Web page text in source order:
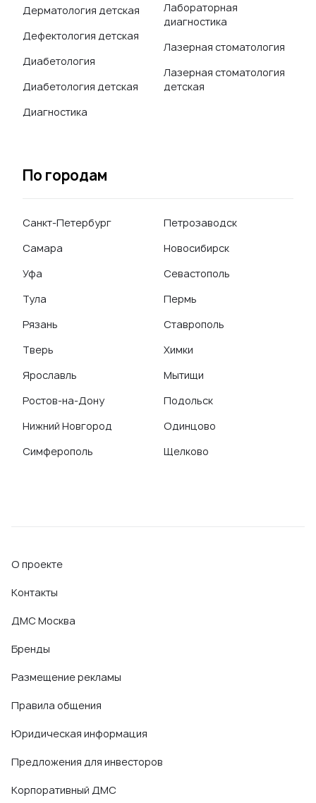
Дерматология детская
Дефектология детская
Диабетология
Диабетология детская
Диагностика
Лабораторная
диагностика
Лазерная стоматология
Лазерная стоматология
детская
По городам
Санкт-Петербург
Самара
Уфа
Тула
Рязань
Тверь
Ярославль
Ростов-на-Дону
Нижний Новгород
Симферополь
Петрозаводск
Новосибирск
Севастополь
Пермь
Ставрополь
Химки
Мытищи
Подольск
Одинцово
Щелково
О проекте
Контакты
ДМС Москва
Бренды
Размещение рекламы
Правила общения
Юридическая информация
Предложения для инвесторов
Корпоративный ДМС